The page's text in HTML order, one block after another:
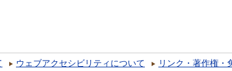
ウェブアクセシビリティについて リンク・著作権・